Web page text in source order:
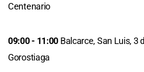
Centenario
09:00 - 11:00 Balcarce, San Luis, 3
Gorostiaga